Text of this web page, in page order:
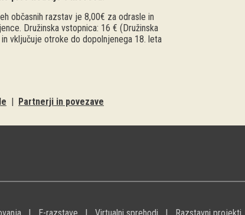
občasnih razstav je 8,00€ za odrasle in
Družinska vstopnica: 16 € (Družinska
vključuje otroke do dopolnjenega 18. leta
| Partnerji in povezave